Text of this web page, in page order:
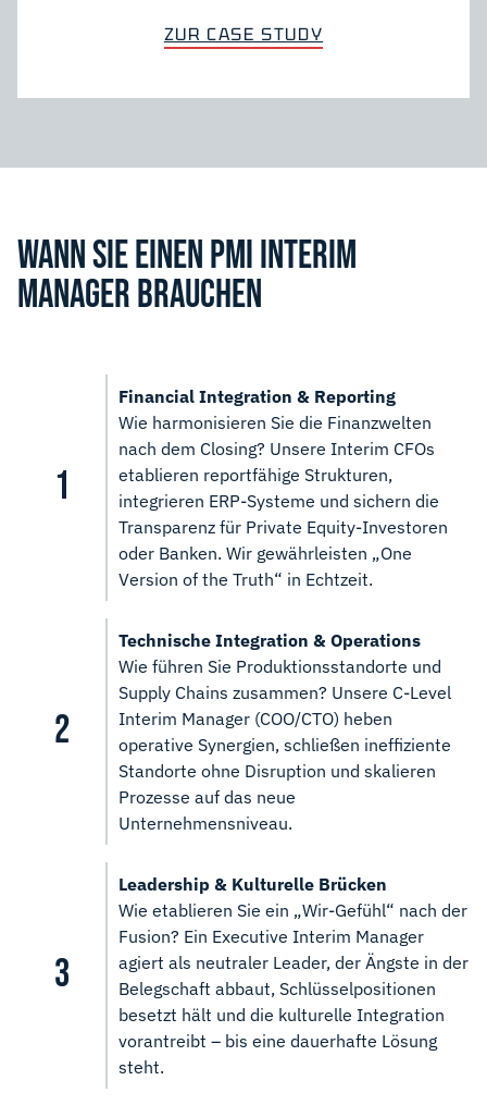
ZUR CASE STUDY
WANN SIE EINEN PMI INTERIM
MANAGER BRAUCHEN
Financial Integration & Reporting
Wie harmonisieren Sie die Finanzwelten
nach dem Closing? Unsere Interim CFOs
etablieren reportfähige Strukturen,
integrieren ERP-Systeme und sichern die
Transparenz für Private Equity-Investoren
oder Banken. Wir gewährleisten „One
Version of the Truth“ in Echtzeit.
Technische Integration & Operations
Wie führen Sie Produktionsstandorte und
Supply Chains zusammen? Unsere C-Level
Interim Manager (COO/CTO) heben
operative Synergien, schließen ineffiziente
Standorte ohne Disruption und skalieren
Prozesse auf das neue
Unternehmensniveau.
Leadership & Kulturelle Brücken
Wie etablieren Sie ein „Wir-Gefühl“ nach der
Fusion? Ein Executive Interim Manager
agiert als neutraler Leader, der Ängste in der
Belegschaft abbaut, Schlüsselpositionen
besetzt hält und die kulturelle Integration
vorantreibt – bis eine dauerhafte Lösung
steht.